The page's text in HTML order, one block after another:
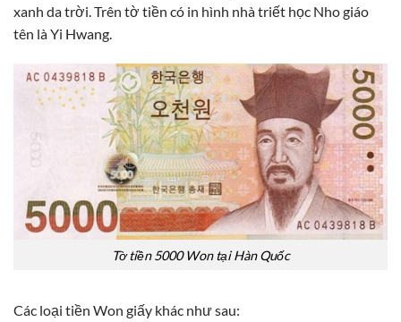
xanh da trời. Trên tờ tiền có in hình nhà triết học Nho giáo
tên là Yi Hwang.
Tờ tiền 5000 Won tại Hàn Quốc
Các loại tiền Won giấy khác như sau: